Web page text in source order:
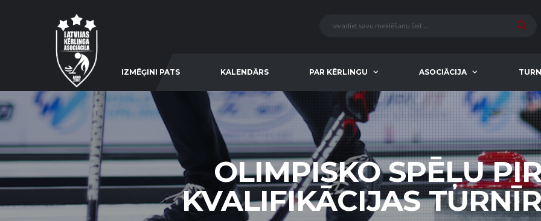
IZMĒĢINI PATS KALENDĀRS PAR KĒRLINGU ASOCIĀCIJA
OLIMPISKO SPĒĻU
KVALIFIKĀCIJAS